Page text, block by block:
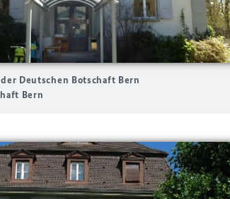
Deutschen Botschaft Bern
Bern